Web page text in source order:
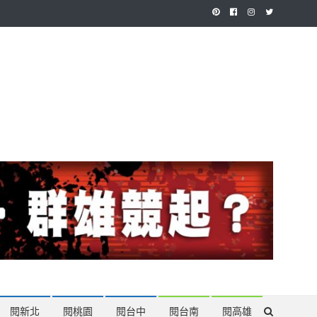
閱新北 閱桃園 閱台中 閱台南 閱高雄